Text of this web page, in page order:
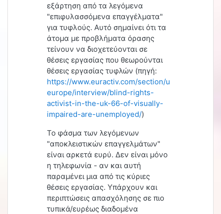
εξάρτηση από τα λεγόμενα
"επιφυλασσόμενα επαγγέλματα"
για τυφλούς. Αυτό σημαίνει ότι τα
άτομα με προβλήματα όρασης
τείνουν να διοχετεύονται σε
θέσεις εργασίας που θεωρούνται
θέσεις εργασίας τυφλών (πηγή:
https://www.euractiv.com/section/uk-
europe/interview/blind-rights-
activist-in-the-uk-66-of-visually-
impaired-are-unemployed/)
Το φάσμα των λεγόμενων
"αποκλειστικών επαγγελμάτων"
είναι αρκετά ευρύ. Δεν είναι μόνο
η τηλεφωνία - αν και αυτή
παραμένει μια από τις κύριες
θέσεις εργασίας. Υπάρχουν και
περιπτώσεις απασχόλησης σε πιο
τυπικά/ευρέως διαδομένα